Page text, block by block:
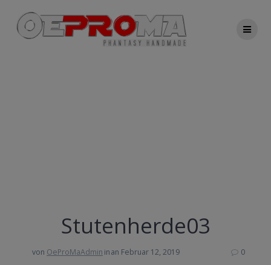
Inhalt
springen
Stutenherde03
von OeProMaAdmin inan Februar 12, 2019 0